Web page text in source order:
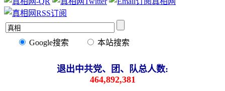
Google搜索 本站搜索
退出中共党、团、队总人数:
464,892,381